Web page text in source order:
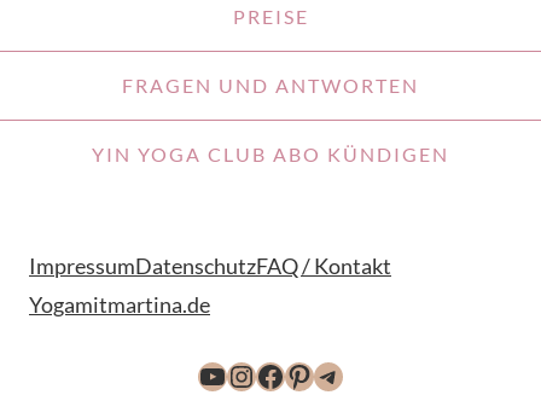
PREISE
FRAGEN UND ANTWORTEN
YIN YOGA CLUB ABO KÜNDIGEN
ImpressumDatenschutzFAQ / Kontakt
Yogamitmartina.de
YouTube
Instagram
Facebook
Pinterest
Telegram